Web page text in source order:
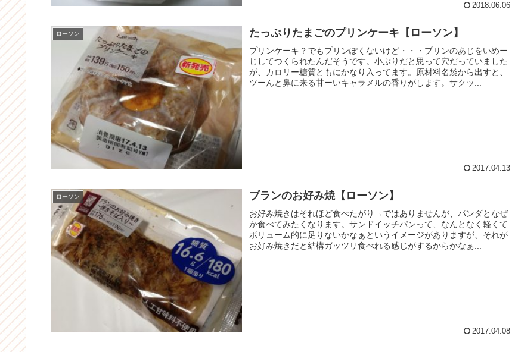
2018.06.06
ローソン たっぷりたまごのプリンケーキ【ローソン】
プリンケーキ？でもプリンぽくないけど・・・プリンのあじをいめー
じしてつくられたんだそうです。小ぶりだと思って穴だっていました
が、カロリー糖質ともにかなり入ってます。原材料名袋から出すと、
ツーんと鼻に来る甘ーいキャラメルの香りがします。サクッ...
2017.04.13
ローソン ブランのお好み焼【ローソン】
お好み焼きはそれほど食べたがり→ではありませんが、パンダとなぜ
か食べてみたくなります。サンドイッチパンって、なんとなく軽くて
ボリューム的に足りないかなぁというイメージがありますが、それが
お好み焼きだと結構ガッツリ食べれる感じがするからかなぁ...
2017.04.08